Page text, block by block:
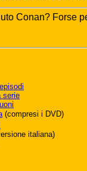
Conan? Forse
serie
(compresi i DVD)
italiana)